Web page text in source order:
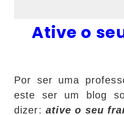
Ative o
Por ser uma
este ser um blog
dizer: ative o seu